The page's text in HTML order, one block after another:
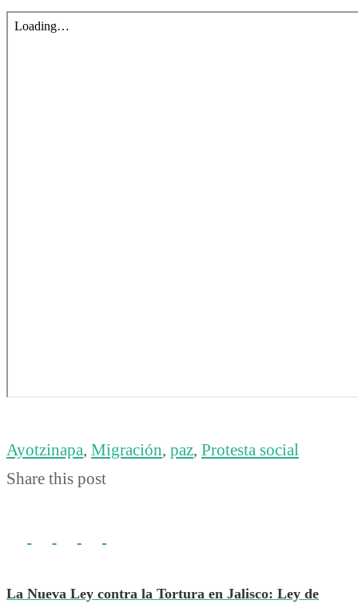
Ayotzinapa, Migración, paz, Protesta social
Share this post
La Nueva Ley contra la Tortura en Jalisco: Ley de